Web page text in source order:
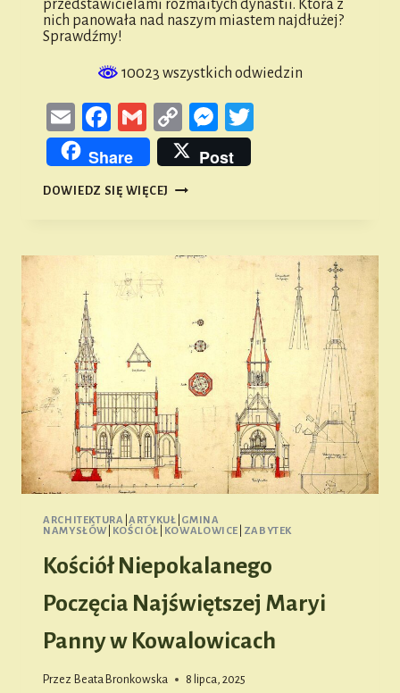
przedstawicielami rozmaitych dynastii. Która z
nich panowała nad naszym miastem najdłużej?
Sprawdźmy!
10023 wszystkich odwiedzin
EmailFacebook
GmailCopy
Link
Messenger
Share Post
DOWIEDZ SIĘ WIĘCEJ WŁADCY
NASZYM
MIASTEM
ARCHITEKTURA |ARTYKUŁ GMINA
NAMYSŁÓW
KOŚCIÓŁ KOWALOWICE ZABYTEK
Kościół Niepokalanego
Poczęcia Najświętszej Maryi
Panny w Kowalowicach
Przez Beata Bronkowska 8 lipca, 2025